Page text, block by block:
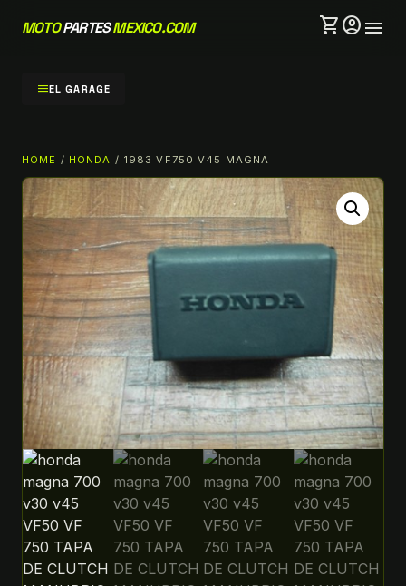
MOTOPARTESMEXICO.COM shopping_cartaccount_circlemenu
menuEL GARAGE
HOME / HONDA / 1983 VF750 V45 MAGNA